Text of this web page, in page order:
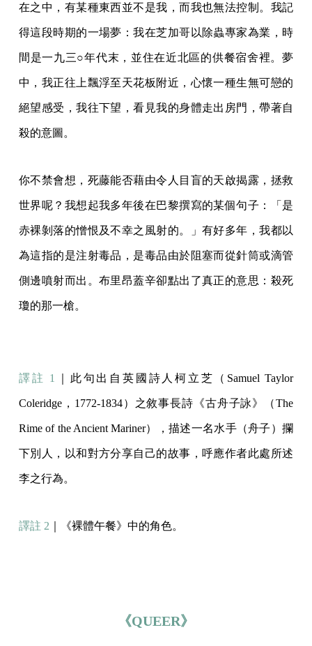
在之中，有某種東西並不是我，而我也無法控制。我記
得這段時期的一場夢：我在芝加哥以除蟲專家為業，時
間是一九三○年代末，並住在近北區的供餐宿舍裡。夢
中，我正往上飄浮至天花板附近，心懷一種生無可戀的
絕望感受，我往下望，看見我的身體走出房門，帶著自
殺的意圖。
你不禁會想，死藤能否藉由令人目盲的天啟揭露，拯救
世界呢？我想起我多年後在巴黎撰寫的某個句子：「是
赤裸剝落的憎恨及不幸之風射的。」有好多年，我都以
為這指的是注射毒品，是毒品由於阻塞而從針筒或滴管
側邊噴射而出。布里昂蓋辛卻點出了真正的意思：殺死
瓊的那一槍。
譯註 1 ｜此句出自英國詩人柯立芝（Samuel Taylor
Coleridge，1772-1834）之敘事長詩《古舟子詠》（The
Rime of the Ancient Mariner），描述一名水手（舟子）攔
下別人，以和對方分享自己的故事，呼應作者此處所述
李之行為。
譯註 2 ｜《裸體午餐》中的角色。
《QUEER》